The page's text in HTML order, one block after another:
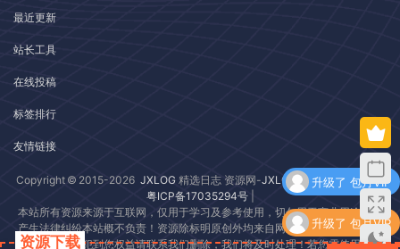
资源下载
最近更新
站长工具
在线投稿
标签排行
友情链接
Copyright © 2015-2026 JXLOG 精选日志 资源网-JXLOG.COM| 版权所有 |
粤ICP备17035294号|
本站所有资源来源于互联网，仅用于学习及参考使用，切勿用于商业用途，如
产生法律纠纷本站概不负责！资源除标明原创外均来自网络转载，版权归原作
者所有，若侵犯到您权益请联系我们删除，我们将及时处理！若您需使用非免
升级了 包月VIP
升级了 包月VIP